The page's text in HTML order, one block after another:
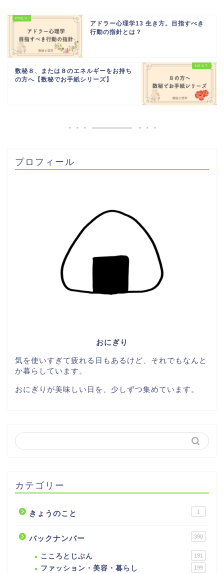
アドラー心理学13 生き方。目指すべき
行動の指針とは？
数秘８、または８のエネルギーをお持ち
の方へ【数秘でお手紙シリーズ】
プロフィール
おにぎり
気を使いすぎて疲れる日もあるけど、それでもなんと
か暮らしています。
おにぎりが美味しい日を、少しずつ集めています。
カテゴリー
きょうのこと 1
バックナンバー 390
こころとじぶん 191
ファッション・美容・暮らし 199